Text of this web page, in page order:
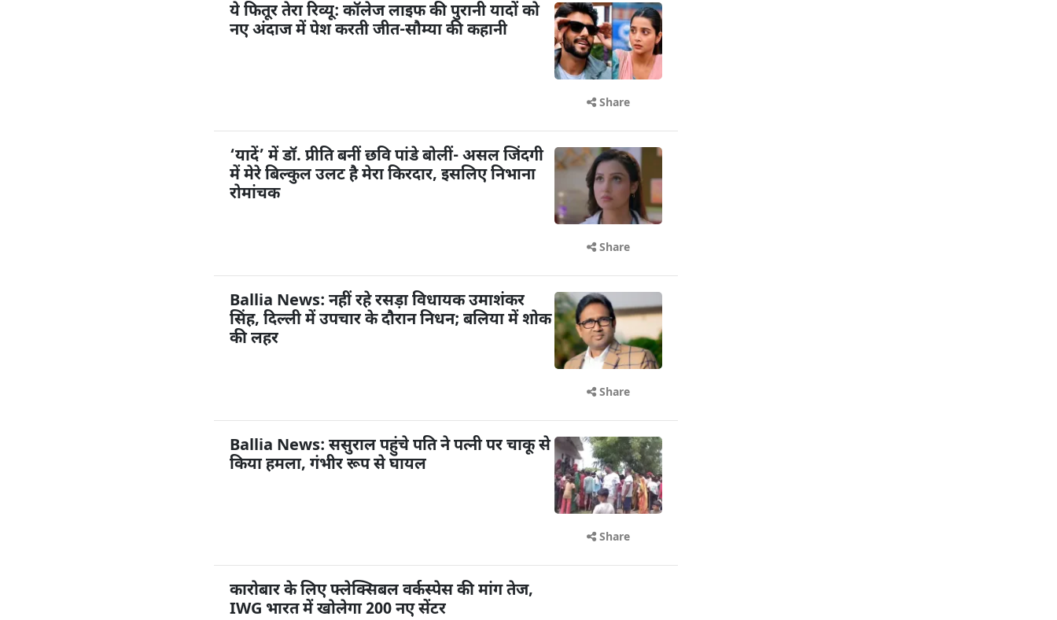
ये फितूर तेरा रिव्यू: कॉलेज लाइफ की पुरानी यादों को
नए अंदाज में पेश करती जीत-सौम्या की कहानी
Share
‘यादें’ में डॉ. प्रीति बनीं छवि पांडे बोलीं- असल जिंदगी
में मेरे बिल्कुल उलट है मेरा किरदार, इसलिए निभाना
रोमांचक
Share
Ballia News: नहीं रहे रसड़ा विधायक उमाशंकर
सिंह, दिल्ली में उपचार के दौरान निधन; बलिया में शोक
की लहर
Share
Ballia News: ससुराल पहुंचे पति ने पत्नी पर चाकू से
किया हमला, गंभीर रूप से घायल
Share
कारोबार के लिए फ्लेक्सिबल वर्कस्पेस की मांग तेज,
IWG भारत में खोलेगा 200 नए सेंटर